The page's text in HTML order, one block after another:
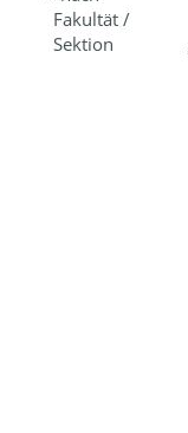
Fakultät /
Sektion